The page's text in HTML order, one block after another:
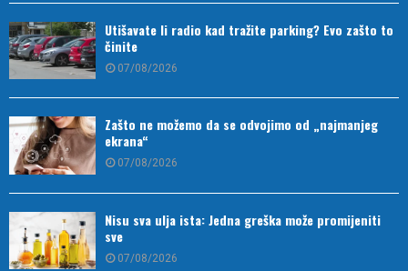
Utišavate li radio kad tražite parking? Evo zašto to
činite
07/08/2026
Zašto ne možemo da se odvojimo od „najmanjeg
ekrana“
07/08/2026
Nisu sva ulja ista: Jedna greška može promijeniti
sve
07/08/2026